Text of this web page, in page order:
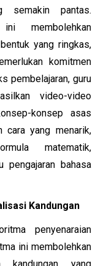
semakin pantas.
membolehkan
yang ringkas,
komitmen
pembelajaran, guru
video-video
konsep asas
cara yang menarik,
matematik,
pengajaran bahasa
Kandungan
penyenaraian
ini membolehkan
kandungan yang